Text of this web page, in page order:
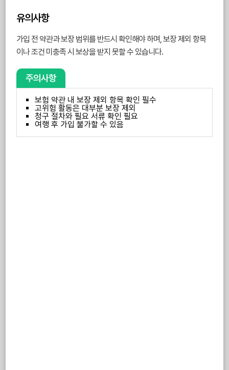
유의사항
가입 전 약관과 보장 범위를 반드시 확인해야 하며, 보장 제외 항목
이나 조건 미충족 시 보상을 받지 못할 수 있습니다.
주의사항
보험 약관 내 보장 제외 항목 확인 필수
고위험 활동은 대부분 보장 제외
청구 절차와 필요 서류 확인 필요
여행 후 가입 불가할 수 있음